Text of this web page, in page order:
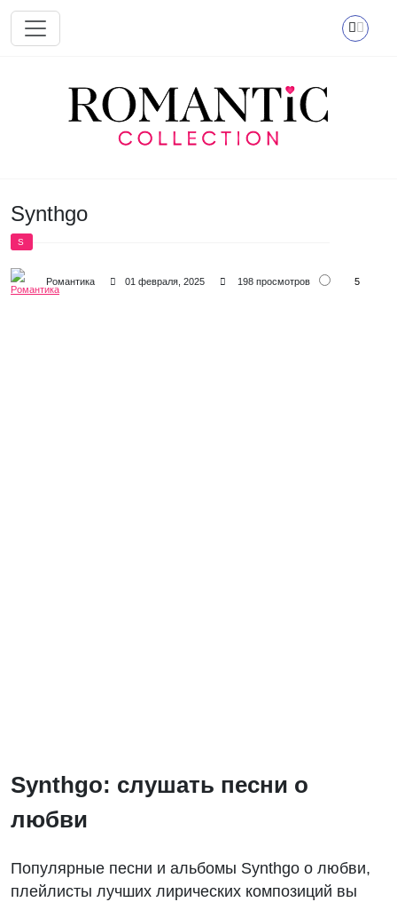
Перейти к основному содержанию
Synthgo
S
Романтика 01 февраля, 2025 198 просмотров 5
Synthgo: слушать песни о
любви
Популярные песни и альбомы Synthgo о любви,
плейлисты лучших лирических композиций вы